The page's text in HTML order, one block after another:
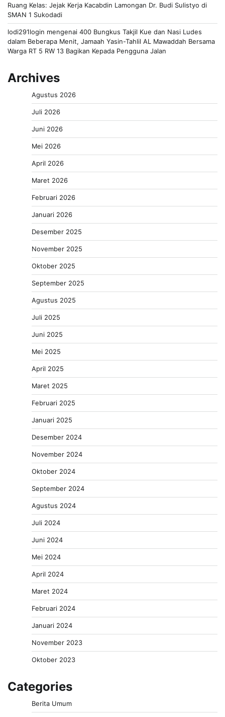
Ruang Kelas: Jejak Kerja Kacabdin Lamongan Dr. Budi Sulistyo di
SMAN 1 Sukodadi
lodi291login mengenai 400 Bungkus Takjil Kue dan Nasi Ludes
dalam Beberapa Menit, Jamaah Yasin-Tahlil AL Mawaddah Bersama
Warga RT 5 RW 13 Bagikan Kepada Pengguna Jalan
Archives
Agustus 2026
Juli 2026
Juni 2026
Mei 2026
April 2026
Maret 2026
Februari 2026
Januari 2026
Desember 2025
November 2025
Oktober 2025
September 2025
Agustus 2025
Juli 2025
Juni 2025
Mei 2025
April 2025
Maret 2025
Februari 2025
Januari 2025
Desember 2024
November 2024
Oktober 2024
September 2024
Agustus 2024
Juli 2024
Juni 2024
Mei 2024
April 2024
Maret 2024
Februari 2024
Januari 2024
November 2023
Oktober 2023
Categories
Berita Umum